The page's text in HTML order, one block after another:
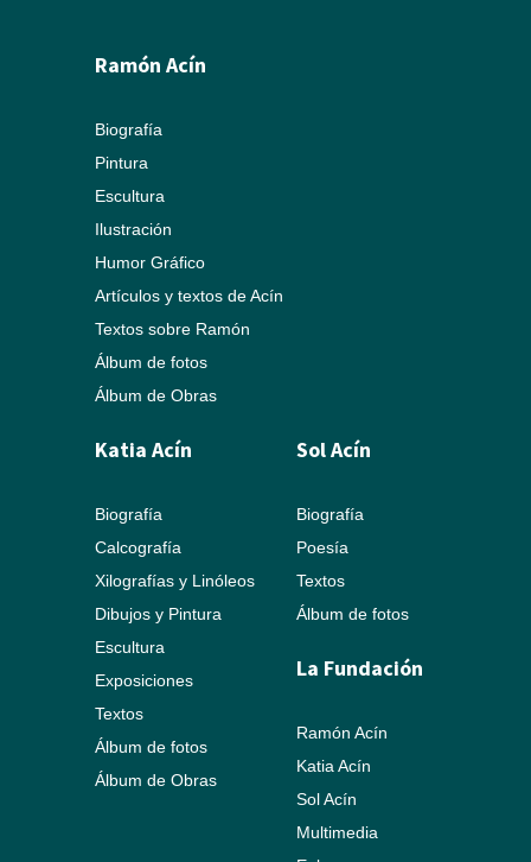
Ramón Acín
Biografía
Pintura
Escultura
Ilustración
Humor Gráfico
Artículos y textos de Acín
Textos sobre Ramón
Álbum de fotos
Álbum de Obras
Katia Acín
Biografía
Calcografía
Xilografías y Linóleos
Dibujos y Pintura
Escultura
Exposiciones
Textos
Álbum de fotos
Álbum de Obras
Sol Acín
Biografía
Poesía
Textos
Álbum de fotos
La Fundación
Ramón Acín
Katia Acín
Sol Acín
Multimedia